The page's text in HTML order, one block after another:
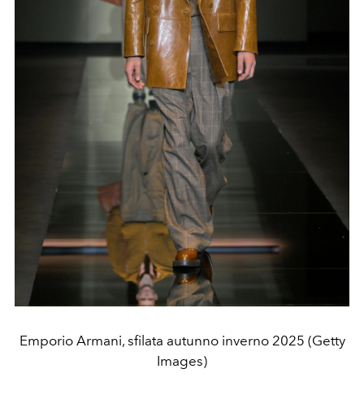
Emporio Armani, sfilata autunno inverno 2025 (Getty
Images)